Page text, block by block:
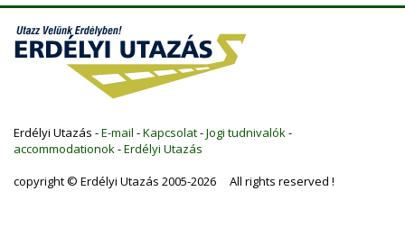
Erdélyi Utazás -E-mail -Kapcsolat-Jogi tudnivalók-
accommodationok-Erdélyi Utazás
copyright © Erdélyi Utazás 2005-2026 All rights reserved !